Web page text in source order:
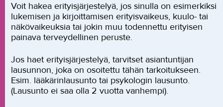
Voit hakea erityisjärjestelyä, jos sinulla on esimerkiksi
lukemisen ja kirjoittamisen erityisvaikeus, kuulo- tai
näkövaikeuksia tai jokin muu todennettu erityisen
painava terveydellinen peruste.
Jos haet erityisjärjestelyä, tarvitset asiantuntijan
lausunnon, joka on osoitettu tähän tarkoitukseen.
Esim. lääkärinlausunto tai psykologin lausunto.
(Lausunto ei saa olla 2 vuotta vanhempi).